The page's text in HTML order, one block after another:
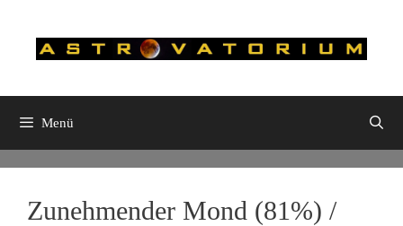
springen
Menü
Zunehmender Mond (81%) /